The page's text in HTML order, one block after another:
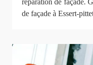
réparation de façade.
de façade à Essert-